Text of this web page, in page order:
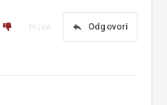
reply Odgovori
Prijavi